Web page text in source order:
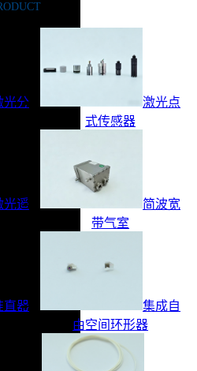
光分
激光点
式传感器
光遥
简波宽
带气室
直器
集成自
由空间环形器